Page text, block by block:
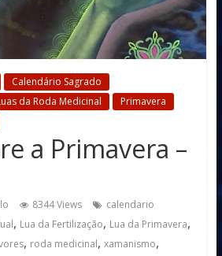
Calendário Sagrado
da Roda Medicinal
Primavera
a Primavera –
8344 Views
calendario
, Lua da Fertilização, Lua da Primavera,
, roda medicinal, xamanismo,